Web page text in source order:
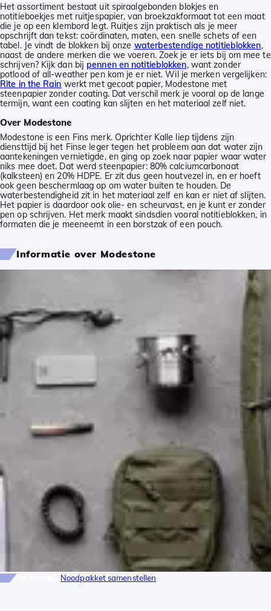
Het assortiment bestaat uit spiraalgebonden blokjes en
notitieboekjes met ruitjespapier, van broekzakformaat tot een maat
die je op een klembord legt. Ruitjes zijn praktisch als je meer
opschrijft dan tekst: coördinaten, maten, een snelle schets of een
tabel. Je vindt de blokken bij onze waterbestendige notitieblokken,
naast de andere merken die we voeren. Zoek je er iets bij om mee te
schrijven? Kijk dan bij pennen en notitieblokken, want zonder
potlood of all-weather pen kom je er niet. Wil je merken vergelijken:
Rite in the Rain werkt met gecoat papier, Modestone met
steenpapier zonder coating. Dat verschil merk je vooral op de lange
termijn, want een coating kan slijten en het materiaal zelf niet.
Over Modestone
Modestone is een Fins merk. Oprichter Kalle liep tijdens zijn
diensttijd bij het Finse leger tegen het probleem aan dat water zijn
aantekeningen vernietigde, en ging op zoek naar papier waar water
niks mee doet. Dat werd steenpapier: 80% calciumcarbonaat
(kalksteen) en 20% HDPE. Er zit dus geen houtvezel in, en er hoeft
ook geen beschermlaag op om water buiten te houden. De
waterbestendigheid zit in het materiaal zelf en kan er niet af slijten.
Het papier is daardoor ook olie- en scheurvast, en je kunt er zonder
pen op schrijven. Het merk maakt sindsdien vooral notitieblokken, in
formaten die je meeneemt in een borstzak of een pouch.
Informatie over Modestone
Noodpakket samenstellen